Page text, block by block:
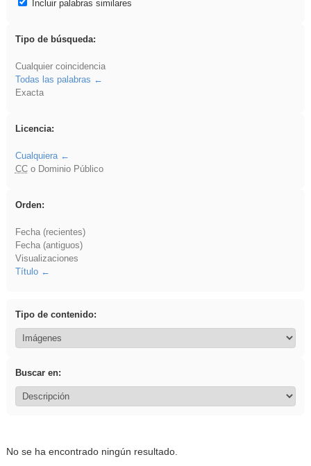
Incluir palabras similares
Tipo de búsqueda:
Cualquier coincidencia
Todas las palabras
Exacta
Licencia:
Cualquiera
CCo Dominio Público
Orden:
Fecha (recientes)
Fecha (antiguos)
Visualizaciones
Título
Tipo de contenido:
Buscar en:
No se ha encontrado ningún resultado.